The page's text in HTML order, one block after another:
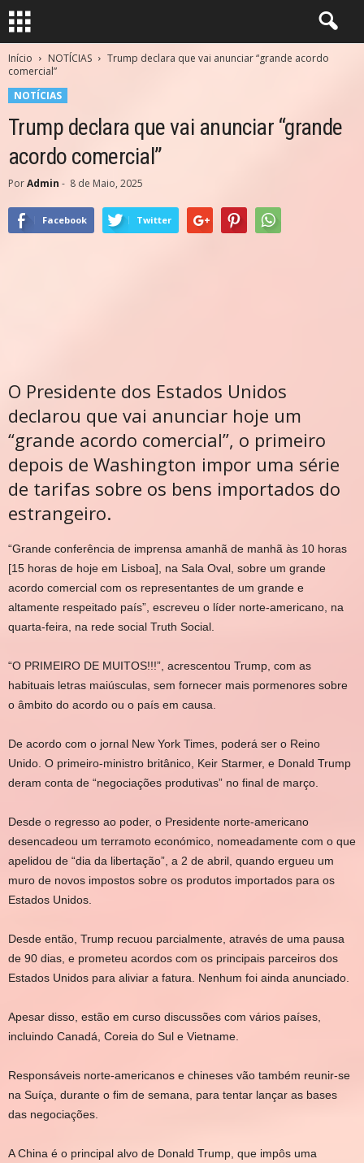
Início NOTÍCIAS
Trump declara que vai anunciar “grande acordo
comercial”
NOTÍCIAS
Trump declara que vai anunciar “grande
acordo comercial”
PorAdmin - 8 de Maio, 2025
Facebook Twitter
O Presidente dos Estados Unidos
declarou que vai anunciar hoje um
“grande acordo comercial”, o primeiro
depois de Washington impor uma série
de tarifas sobre os bens importados do
estrangeiro.
“Grande conferência de imprensa amanhã de manhã às 10 horas
[15 horas de hoje em Lisboa], na Sala Oval, sobre um grande
acordo comercial com os representantes de um grande e
altamente respeitado país”, escreveu o líder norte-americano, na
quarta-feira, na rede social Truth Social.
“O PRIMEIRO DE MUITOS!!!” , acrescentou Trump, com as
habituais letras maiúsculas, sem fornecer mais pormenores sobre
o âmbito do acordo ou o país em causa.
De acordo com o jornal New York Times, poderá ser o Reino
Unido. O primeiro-ministro britânico, Keir Starmer, e Donald Trump
deram conta de “negociações produtivas” no final de março.
Desde o regresso ao poder, o Presidente norte-americano
desencadeou um terramoto económico, nomeadamente com o que
apelidou de “dia da libertação”, a 2 de abril, quando ergueu um
muro de novos impostos sobre os produtos importados para os
Estados Unidos.
Desde então, Trump recuou parcialmente, através de uma pausa
de 90 dias, e prometeu acordos com os principais parceiros dos
Estados Unidos para aliviar a fatura. Nenhum foi ainda anunciado.
Apesar disso, estão em curso discussões com vários países,
incluindo Canadá, Coreia do Sul e Vietname.
Responsáveis norte-americanos e chineses vão também reunir-se
na Suíça, durante o fim de semana, para tentar lançar as bases
das negociações.
A China é o principal alvo de Donald Trump, que impôs uma